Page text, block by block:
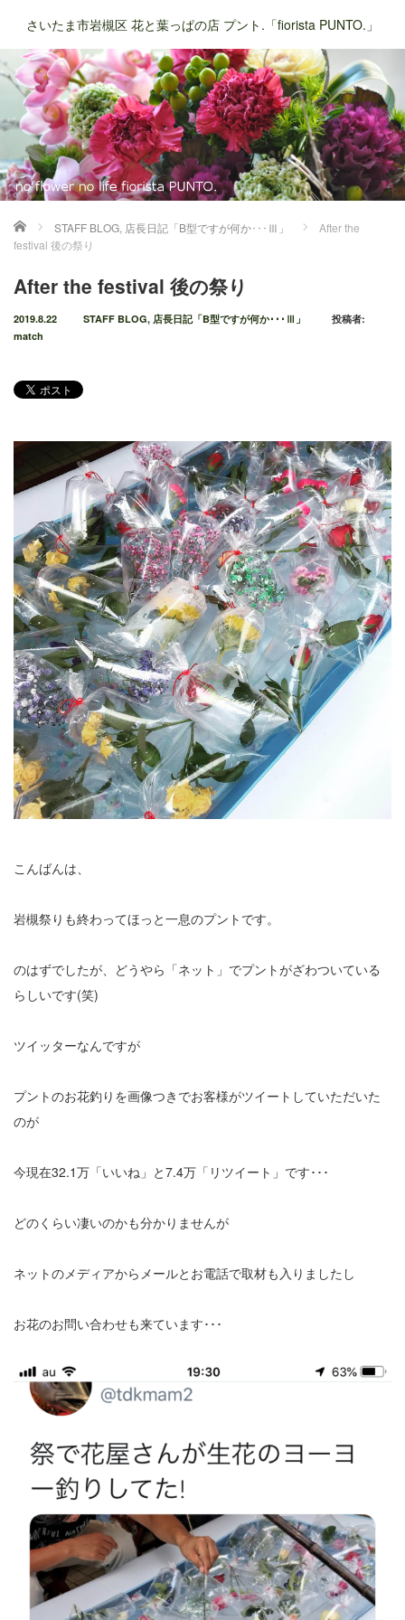
さいたま市岩槻区 花と葉っぱの店 プント.「fiorista PUNTO.」
ホーム STAFF BLOG, 店長日記「B型ですが何か･･･Ⅲ」
After the
festival 後の祭り
After the festival 後の祭り
2019.8.22 STAFF BLOG, 店長日記「B型ですが何か･･･Ⅲ」
投稿者:
match
こんばんは、
岩槻祭りも終わってほっと一息のプントです。
のはずでしたが、どうやら「ネット」でプントがざわついている
らしいです(笑)
ツイッターなんですが
プントのお花釣りを画像つきでお客様がツイートしていただいた
のが
今現在32.1万「いいね」と7.4万「リツイート」です･･･
どのくらい凄いのかも分かりませんが
ネットのメディアからメールとお電話で取材も入りましたし
お花のお問い合わせも来ています･･･